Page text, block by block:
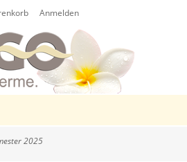
Anmelden
2025